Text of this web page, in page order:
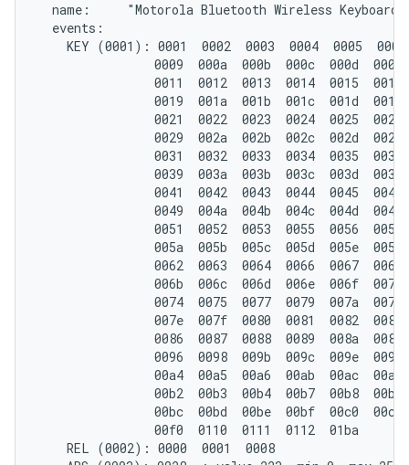
  name:     "Motorola Bluetooth Wireless Keyboard"
  events:
KEY (0001): 0001  0002  0003  0004  0005
0009  000a  000b  000c  000d  000e
0011  0012  0013  0014  0015  0016
0019  001a  001b  001c  001d  001e
0021  0022  0023  0024  0025  0026
0029  002a  002b  002c  002d  002e
0031  0032  0033  0034  0035  0036
0039  003a  003b  003c  003d  003e
0041  0042  0043  0044  0045  0046
0049  004a  004b  004c  004d  004e
0051  0052  0053  0055  0056  0057
005a  005b  005c  005d  005e  005f
0062  0063  0064  0066  0067  0068
006b  006c  006d  006e  006f  0071
0074  0075  0077  0079  007a  007b
007e  007f  0080  0081  0082  0083
0086  0087  0088  0089  008a  008c
0096  0098  009b  009c  009e  009f
00a4  00a5  00a6  00ab  00ac  00ad
00b2  00b3  00b4  00b7  00b8  00b9
00bc  00bd  00be  00bf  00c0  00c1
                00f0  0110  0111  0112  01ba
    REL (0002): 0000  0001  0008